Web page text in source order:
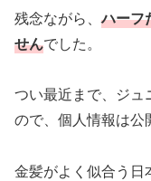
残念ながら、ハーフ
せんでした。
つい最近まで、ジュ
ので、個人情報は公
金髪がよく似合う日